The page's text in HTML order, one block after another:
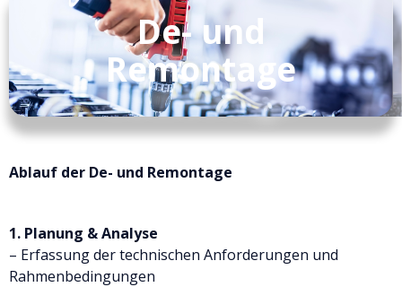
De- und
Remontage
Ablauf der De- und Remontage
1. Planung & Analyse
– Erfassung der technischen Anforderungen und
Rahmenbedingungen